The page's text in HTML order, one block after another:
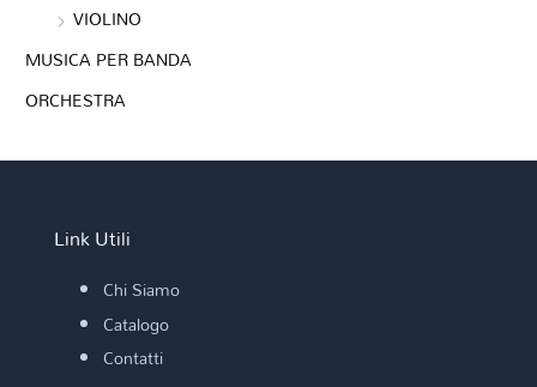
VIOLINO
MUSICA PER BANDA
ORCHESTRA
Link Utili
Chi Siamo
Catalogo
Contatti